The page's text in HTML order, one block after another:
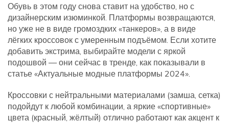
Обувь в этом году снова ставит на удобство, но с
дизайнерским изюминкой. Платформы возвращаются,
но уже не в виде громоздких «танкеров», а в виде
лёгких кроссовок с умеренным подъёмом. Если хотите
добавить экстрима, выбирайте модели с яркой
подошвой — они сейчас в тренде, как показывали в
статье «Актуальные модные платформы 2024».
Кроссовки с нейтральными материалами (замша, сетка)
подойдут к любой комбинации, а яркие «спортивные»
цвета (красный, жёлтый) отлично работают как акцент к